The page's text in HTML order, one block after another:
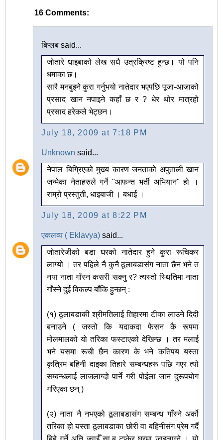
16 Comments:
बिप्लब said...
जोतारे धाइबाको लेख सधै उत्रक्रिष्ट हुन्छ। यो पनि
धमाका छ।
सारै मनबुझ्ने कुरा गर्नुभयो नातेदार भएपछि पूजा-आजाको
प्रसाद खान नपाइने कहाँ छ र ? धेर थोर मात्रहो
प्रसाद हरेकले भेट्छन।
July 18, 2009 at 7:18 PM
Unknown said...
नेपाल बिग्रिएको मुख्य कारण जनताको अपुताली खान
जन्मेका नेताहरुले गर्ने "आफन्त भर्ती अभियान" हो ।
राम्रो प्रस्तुती, धाइबाजी । बधाई ।
July 18, 2009 at 8:22 PM
एकलव्य ( Eklavya) said...
जोतारेजीको बडा घरको नातेदार हुने कुरा रूचिकर
लाग्यो । तर पहिले नै कुनै ठूलाबडासंग नाता छैन भने त
नया नाता गाँस्न कसरी सक्नु र? त्यस्तो स्थितिमा नाता
गाँस्ने दुई विकल्प बाँकि हुन्छन् :
(१) ठूलाबडाकी श्रीमतिलाई तिहारमा टीका लाउने दिदी
बनाउने ( जस्तो कि यदाकदा फेसन कै रूपमा
मोलमालको यो तरिका फस्टाएको देखिन्छ । तर मलाई
भने यसमा रूची छैन कारण के भने कतिपय यस्ता
कृत्रिम बहिनी दाइका तिहारे सम्बन्धहरू पछि गएर त्यो
सम्बन्धलाई लाजलाग्दो पार्ने गरी पोईला जान दुरूपयोग
गरिएका छन् )
(२) नाता नै नभएको ठूलाबडासंग सम्बन्ध गाँस्ने अर्को
तरिका हो यस्ता ठूलाबडाका छोरी वा बहिनीसंग प्रेम गर्दै